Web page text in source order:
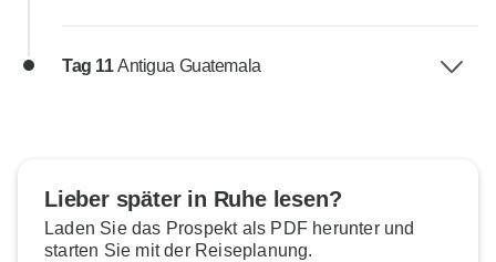
Tag 11Antigua Guatemala
Lieber später in Ruhe lesen?
Laden Sie das Prospekt als PDF herunter und
starten Sie mit der Reiseplanung.